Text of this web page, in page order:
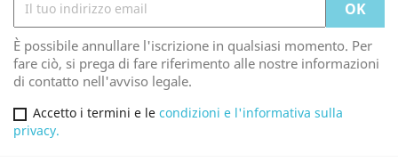
È possibile annullare l'iscrizione in qualsiasi momento. Per
fare ciò, si prega di fare riferimento alle nostre informazioni
di contatto nell'avviso legale.
Accetto i termini e le condizioni e l'informativa sulla
privacy.